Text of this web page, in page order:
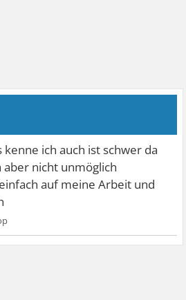
ich auch ist schwer da
nicht unmöglich
auf meine Arbeit und